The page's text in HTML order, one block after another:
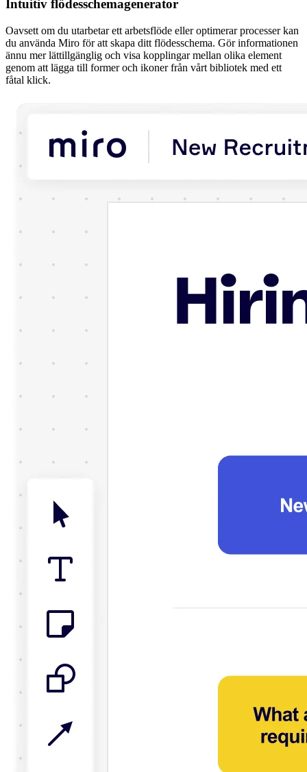
Intuitiv flödesschemagenerator
Oavsett om du utarbetar ett arbetsflöde eller optimerar processer kan
du använda Miro för att skapa ditt flödesschema. Gör informationen
ännu mer lättillgänglig och visa kopplingar mellan olika element
genom att lägga till former och ikoner från vårt bibliotek med ett
fåtal klick.